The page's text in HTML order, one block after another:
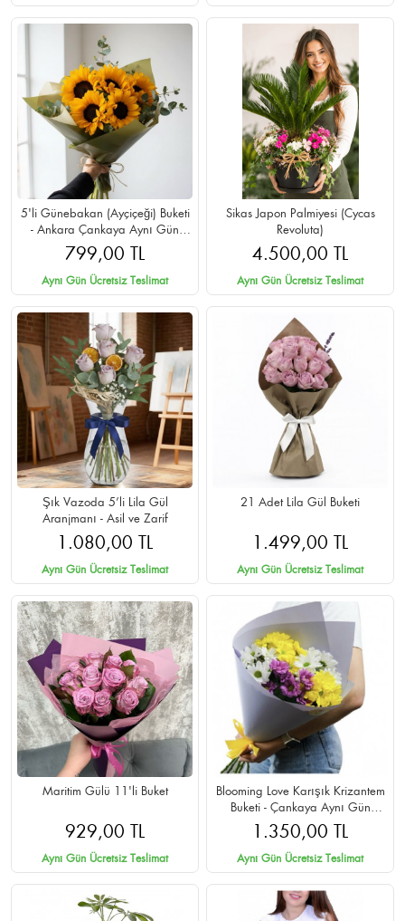
5'li Günebakan (Ayçiçeği) Buketi
- Ankara Çankaya Aynı Gün
Teslimat
799,00 TL
Aynı Gün Ücretsiz Teslimat
Sikas Japon Palmiyesi (Cycas
Revoluta)
4.500,00 TL
Aynı Gün Ücretsiz Teslimat
Şık Vazoda 5’li Lila Gül
Aranjmanı - Asil ve Zarif
1.080,00 TL
Aynı Gün Ücretsiz Teslimat
21 Adet Lila Gül Buketi
1.499,00 TL
Aynı Gün Ücretsiz Teslimat
Maritim Gülü 11'li Buket
929,00 TL
Aynı Gün Ücretsiz Teslimat
Blooming Love Karışık Krizantem
Buketi - Çankaya Aynı Gün
Teslimat
1.350,00 TL
Aynı Gün Ücretsiz Teslimat